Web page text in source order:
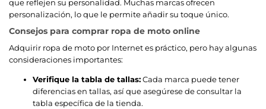
que reflejen su personalidad. Muchas marcas ofrecen
personalización, lo que le permite añadir su toque único.
Consejos para comprar ropa de moto online
Adquirir ropa de moto por Internet es práctico, pero hay algunas
consideraciones importantes:
Verifique la tabla de tallas:Cada marca puede tener
diferencias en tallas, así que asegúrese de consultar la
tabla específica de la tienda.